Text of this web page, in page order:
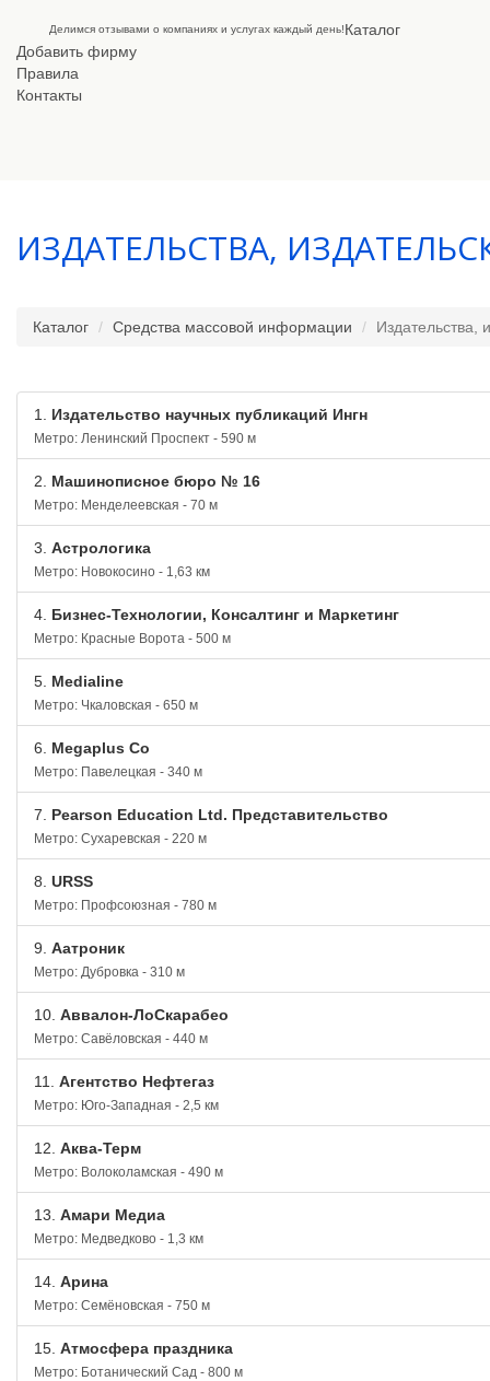
Делимся отзывами о компаниях и услугах каждый день!Каталог
Добавить фирму
Правила
Контакты
ИЗДАТЕЛЬСТВА,
Каталог Средства массовой информации Издательства,
1. Издательство научных публикаций Ингн
Метро: Ленинский Проспект - 590 м
2. Машинописное бюро № 16
Метро: Менделеевская - 70 м
3. Астрологика
Метро: Новокосино - 1,63 км
4. Бизнес-Технологии, Консалтинг и Маркетинг
Метро: Красные Ворота - 500 м
5. Medialine
Метро: Чкаловская - 650 м
6. Megaplus Co
Метро: Павелецкая - 340 м
7. Pearson Education Ltd. Представительство
Метро: Сухаревская - 220 м
8. URSS
Метро: Профсоюзная - 780 м
9. Аатроник
Метро: Дубровка - 310 м
10. Аввалон-ЛоСкарабео
Метро: Савёловская - 440 м
11. Агентство Нефтегаз
Метро: Юго-Западная - 2,5 км
12. Аква-Терм
Метро: Волоколамская - 490 м
13. Амари Медиа
Метро: Медведково - 1,3 км
14. Арина
Метро: Семёновская - 750 м
15. Атмосфера праздника
Метро: Ботанический Сад - 800 м